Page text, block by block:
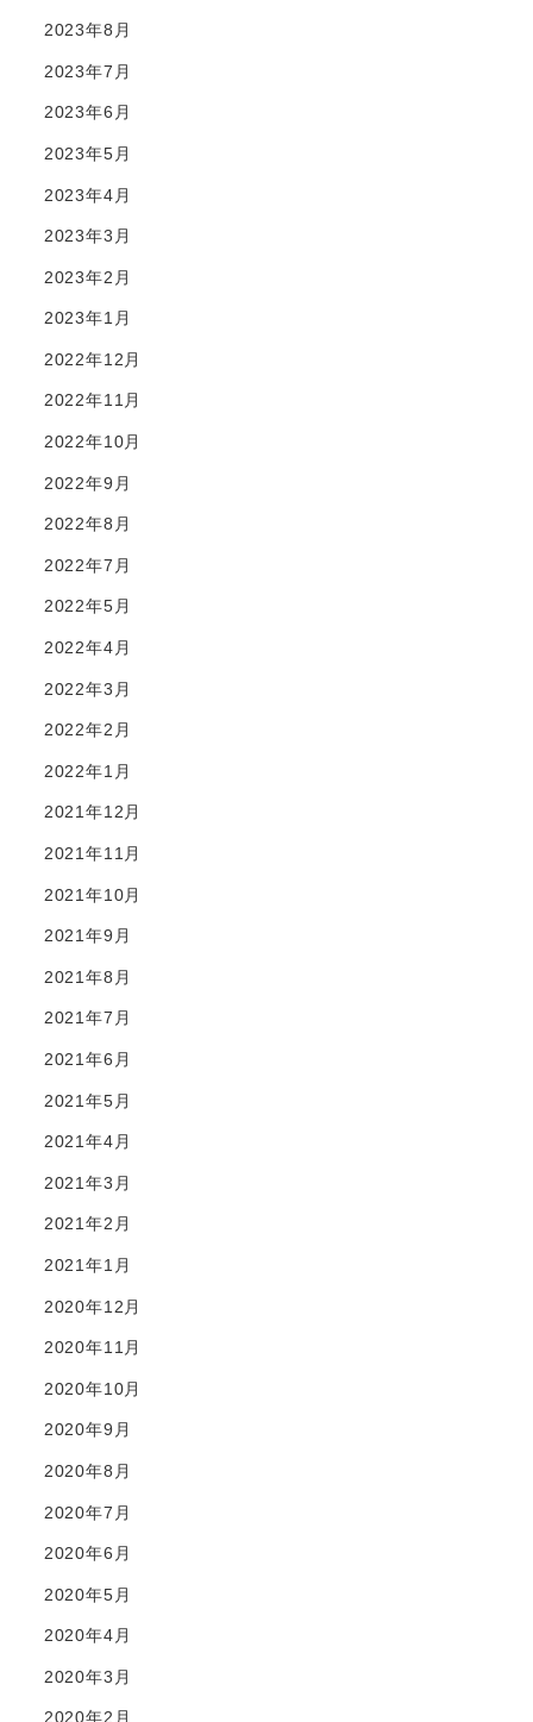
2023年8月
2023年7月
2023年6月
2023年5月
2023年4月
2023年3月
2023年2月
2023年1月
2022年12月
2022年11月
2022年10月
2022年9月
2022年8月
2022年7月
2022年5月
2022年4月
2022年3月
2022年2月
2022年1月
2021年12月
2021年11月
2021年10月
2021年9月
2021年8月
2021年7月
2021年6月
2021年5月
2021年4月
2021年3月
2021年2月
2021年1月
2020年12月
2020年11月
2020年10月
2020年9月
2020年8月
2020年7月
2020年6月
2020年5月
2020年4月
2020年3月
2020年2月